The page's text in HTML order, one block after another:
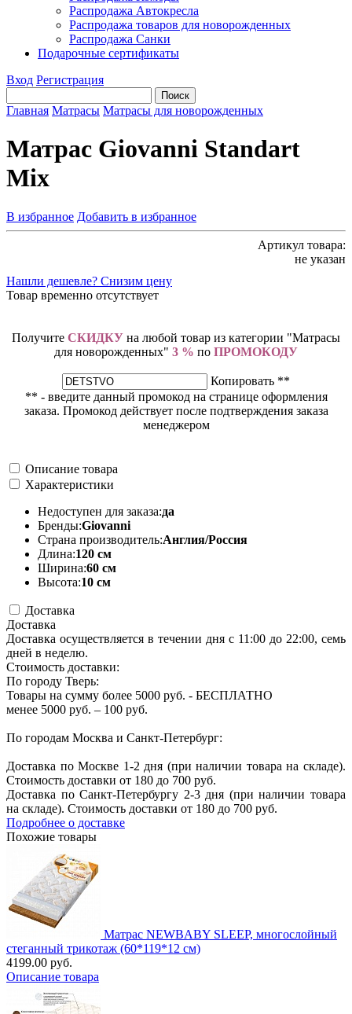
Распродажа Автокресла
Распродажа товаров для новорожденных
Распродажа Санки
Подарочные сертификаты
Вход Регистрация
Главная Матрасы Матрасы для новорожденных
Матрас Giovanni Standart
Mix
В избранное Добавить в избранное
Артикул товара:
не указан
Нашли дешевле? Снизим цену
Товар временно отсутствует
Получите СКИДКУ на любой товар из категории "Матрасы
для новорожденных" 3 % по ПРОМОКОДУ
Копировать **
** - введите данный промокод на странице оформления
заказа. Промокод действует после подтверждения заказа
менеджером
Описание товара
Характеристики
Недоступен для заказа:да
Бренды:Giovanni
Страна производитель:Англия/Россия
Длина:120 см
Ширина:60 см
Высота:10 см
Доставка
Доставка
Доставка осуществляется в течении дня с 11:00 до 22:00, семь
дней в неделю.
Стоимость доставки:
По городу Тверь:
Товары на сумму более 5000 руб. - БЕСПЛАТНО
менее 5000 руб. – 100 руб.
По городам Москва и Санкт-Петербург:
Доставка по Москве 1-2 дня (при наличии товара на складе).
Стоимость доставки от 180 до 700 руб.
Доставка по Санкт-Петербургу 2-3 дня (при наличии товара
на складе). Стоимость доставки от 180 до 700 руб.
Подробнее о доставке
Похожие товары
Матрас NEWBABY SLEEP, многослойный
стеганный трикотаж (60*119*12 см)
4199.00 руб.
Описание товара